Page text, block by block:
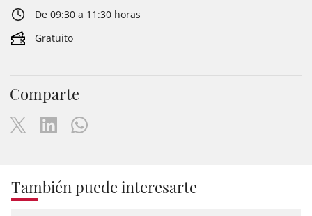
De 09:30 a 11:30 horas
Gratuito
Comparte
También puede interesarte